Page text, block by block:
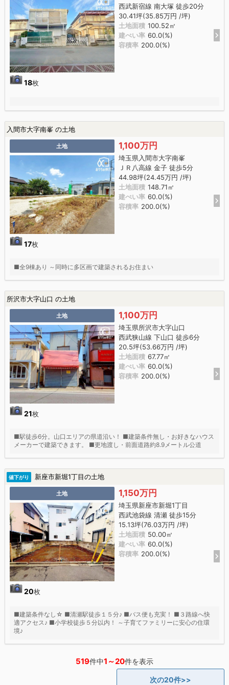
18枚
西武新宿線 南大塚 徒歩20分
30.41坪(35.85万円 /坪)
土地面積 100.52㎡
建ぺい率 60.0(%)
容積率 200.0(%)
入間市大字南峯 の土地
土地
17枚
1,100万円
埼玉県入間市大字南峯
ＪＲ八高線 金子 徒歩5分
44.98坪(24.45万円 /坪)
土地面積 148.71㎡
建ぺい率 60.0(%)
容積率 200.0(%)
■全9棟あり ～同時に多区画で建築されるお住まい
所沢市大字山口 の土地
土地
21枚
1,100万円
埼玉県所沢市大字山口
西武狭山線 下山口 徒歩6分
20.5坪(53.66万円 /坪)
土地面積 67.77㎡
建ぺい率 60.0(%)
容積率 200.0(%)
■駅徒歩6分。山口エリアの県道沿い！ ■建築条件無し・お好きなハウス
メーカーで建築できます。 ■更地渡し・前面道路約8.9メートル公道
値下がり 新座市新堀1丁目の土地
土地
20枚
1,150万円
埼玉県新座市新堀1丁目
西武池袋線 清瀬 徒歩15分
15.13坪(76.03万円 /坪)
土地面積 50.00㎡
建ぺい率 60.0(%)
容積率 200.0(%)
■建築条件なし☆ ■清瀬駅徒歩１５分♪ ■バス便も充実！ ■３路線へ快
適アクセス♪ ■小学校徒歩５分以内！ ～子育てファミリーに安心の住環
境♪
519件中1～20件を表示
次の20件>>